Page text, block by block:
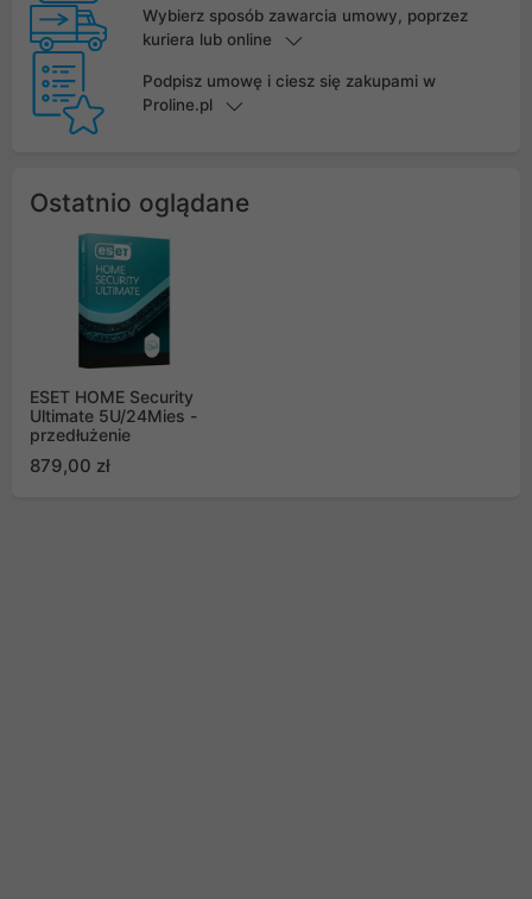
Wybierz sposób zawarcia umowy, poprzez
kuriera lub online
Podpisz umowę i ciesz się zakupami w
Proline.pl
Ostatnio oglądane
ESET HOME Security
Ultimate 5U/24Mies -
przedłużenie
879,00 zł